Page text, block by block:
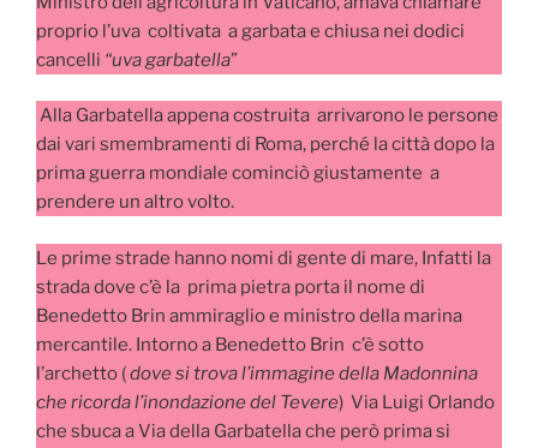
proprio l’uva coltivata a garbata e chiusa nei dodici
cancelli “uva garbatella”
Alla Garbatella appena costruita arrivarono le persone
dai vari smembramenti di Roma, perché la città dopo la
prima guerra mondiale cominciò giustamente a
prendere un altro volto.
Le prime strade hanno nomi di gente di mare, Infatti la
strada dove c’è la prima pietra porta il nome di
Benedetto Brin ammiraglio e ministro della marina
mercantile. Intorno a Benedetto Brin c’è sotto
l’archetto (dove si trova l’immagine della Madonnina
che ricorda l’inondazione del Tevere) Via Luigi Orlando
che sbuca a Via della Garbatella che però prima si